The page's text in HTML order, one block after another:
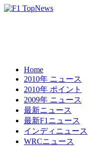
Home
2010年 ニュース
2010年 ポイント
2009年 ニュース
最新ニュース
最新F1ニュース
インディニュース
WRCニュース